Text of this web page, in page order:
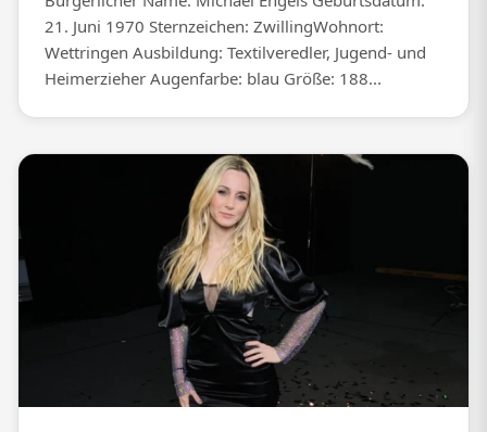
21. Juni 1970 Sternzeichen: ZwillingWohnort:
Wettringen Ausbildung: Textilveredler, Jugend- und
Heimerzieher Augenfarbe: blau Größe: 188...